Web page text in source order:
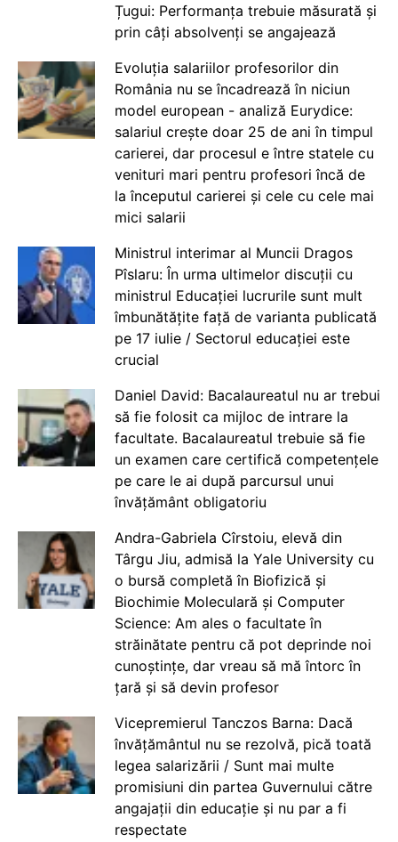
Țugui: Performanța trebuie măsurată și
prin câți absolvenți se angajează
Evoluția salariilor profesorilor din
România nu se încadrează în niciun
model european - analiză Eurydice:
salariul crește doar 25 de ani în timpul
carierei, dar procesul e între statele cu
venituri mari pentru profesori încă de
la începutul carierei și cele cu cele mai
mici salarii
Ministrul interimar al Muncii Dragos
Pîslaru: În urma ultimelor discuții cu
ministrul Educației lucrurile sunt mult
îmbunătățite față de varianta publicată
pe 17 iulie / Sectorul educației este
crucial
Daniel David: Bacalaureatul nu ar trebui
să fie folosit ca mijloc de intrare la
facultate. Bacalaureatul trebuie să fie
un examen care certifică competențele
pe care le ai după parcursul unui
învățământ obligatoriu
Andra-Gabriela Cîrstoiu, elevă din
Târgu Jiu, admisă la Yale University cu
o bursă completă în Biofizică și
Biochimie Moleculară și Computer
Science: Am ales o facultate în
străinătate pentru că pot deprinde noi
cunoștințe, dar vreau să mă întorc în
țară și să devin profesor
Vicepremierul Tanczos Barna: Dacă
învățământul nu se rezolvă, pică toată
legea salarizării / Sunt mai multe
promisiuni din partea Guvernului către
angajații din educație și nu par a fi
respectate